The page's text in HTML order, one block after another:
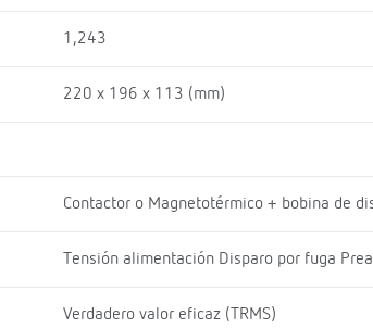
1,243
220 x 196 x 113 (mm)
Contactor o Magnetotérmico + bobina de
Tensión alimentación Disparo por fuga
Verdadero valor eficaz (TRMS)